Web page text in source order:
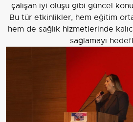
çalışan iyi oluşu gibi güncel
Bu tür etkinlikler, hem eğitim
hem de sağlık hizmetlerinde
sağlamayı